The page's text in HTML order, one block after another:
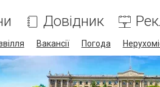
Довідник
Вакансії Погода